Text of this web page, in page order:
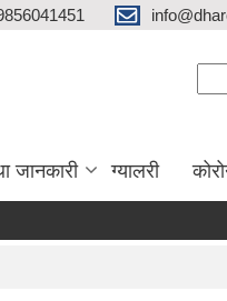
जानकारी ग्यालरी